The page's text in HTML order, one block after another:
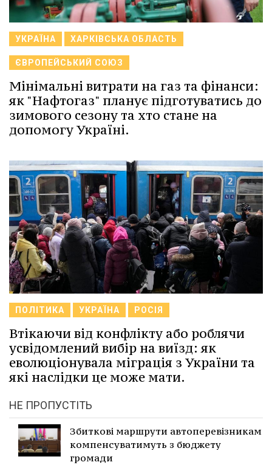
УКРАЇНА ХАРКІВСЬКА ОБЛАСТЬ
ЄВРОПЕЙСЬКИЙ СОЮЗ
Мінімальні витрати на газ та фінанси:
як "Нафтогаз" планує підготуватись до
зимового сезону та хто стане на
допомогу Україні.
ПОЛІТИКА УКРАЇНА РОСІЯ
Втікаючи від конфлікту або роблячи
усвідомлений вибір на виїзд: як
еволюціонувала міграція з України та
які наслідки це може мати.
НЕ ПРОПУСТІТЬ
Збиткові маршрути автоперевізникам
компенсуватимуть з бюджету
громади